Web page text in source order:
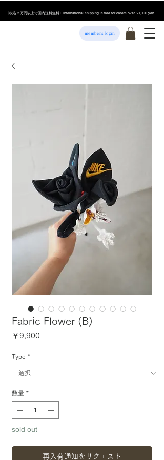
​〈税込２万円以上で国内送料無料〉International shipping is free for orders over 50,000 yen.
members login
Fabric Flower (B)
￥9,900
Type *
数量 *
sold out
再入荷通知をリクエスト